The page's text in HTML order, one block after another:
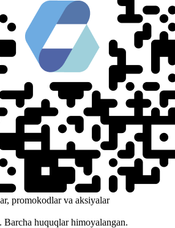
promokodlar va aksiyalar
huquqlar himoyalangan.